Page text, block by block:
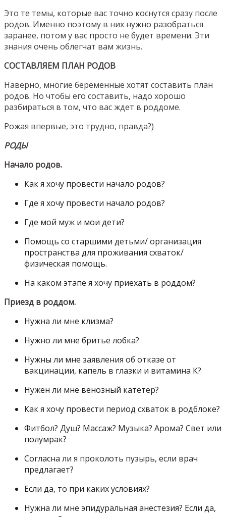
Это те темы, которые вас точно коснутся сразу после
родов. Именно поэтому в них нужно разобраться
заранее, потом у вас просто не будет времени. Эти
знания очень облегчат вам жизнь.
СОСТАВЛЯЕМ ПЛАН РОДОВ
Наверно, многие беременные хотят составить план
родов. Но чтобы его составить, надо хорошо
разбираться в том, что вас ждет в роддоме.
Рожая впервые, это трудно, правда?)
РОДЫ
Начало родов.
Как я хочу провести начало родов?
Где я хочу провести начало родов?
Где мой муж и мои дети?
Помощь со старшими детьми/ организация
пространства для проживания схваток/
физическая помощь.
На каком этапе я хочу приехать в роддом?
Приезд в роддом.
Нужна ли мне клизма?
Нужно ли мне бритье лобка?
Нужны ли мне заявления об отказе от
вакцинации, капель в глазки и витамина К?
Нужен ли мне венозный катетер?
Как я хочу провести период схваток в родблоке?
Фитбол? Душ? Массаж? Музыка? Арома? Свет или
полумрак?
Согласна ли я проколоть пузырь, если врач
предлагает?
Если да, то при каких условиях?
Нужна ли мне эпидуральная анестезия? Если да,